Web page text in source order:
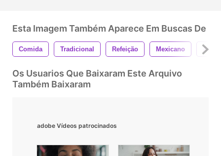
Esta Imagem Também Aparece Em Buscas De
Comida Tradicional Refeição Mexicano
Os Usuarios Que Baixaram Este Arquivo
Também Baixaram
adobe Vídeos patrocinados